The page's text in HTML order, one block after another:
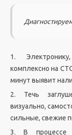
1.
комплексно на
минут выявит
2. Течь
визуально,
сильные, свежие
3. В процессе